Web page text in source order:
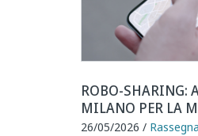
ROBO-SHARING:
MILANO PER LA
26/05/2026 /